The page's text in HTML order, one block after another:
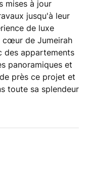
mises à jour
jusqu'à leur
de luxe
cœur de Jumeirah
des appartements
panoramiques et
près ce projet et
toute sa splendeur